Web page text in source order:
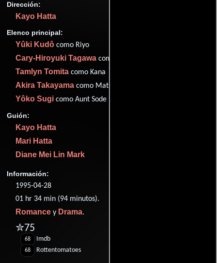
Dirección:
Kayo Hatta
Elenco principal:
Yûki Kudô como Riyo
Cary-Hiroyuki Tagawa como Kanzaki
Tamlyn Tomita como Kana
Akira Takayama como Matsuji
Yôko Sugi como Aunt Sode
Guión:
Kayo Hatta
Mari Hatta
Diane Mei Lin Mark
Información:
1995-04-28
01 hr 34 min (94 minutos).
Romance y Drama.
✮75
68 Imdb
68 Rottentomatoes